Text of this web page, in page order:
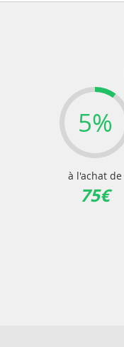
5%
à l'achat de
75€